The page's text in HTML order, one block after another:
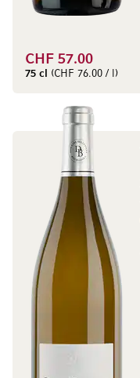
CHF 57.00
75 cl (CHF 76.00 / l)